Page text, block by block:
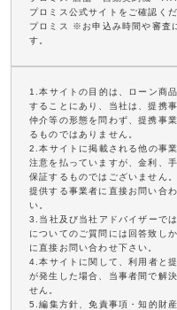
プロミス公式サイトをご確認く
プロミス ※お申込み時間や審査
す。
1.本サイトの目的は、ローン商
することにあり、当社は、提携
仲介等の形態を問わず、提携事
るものではありません。
2.本サイトに掲載される他の事
注意を払っていますが、金利、
保証するものではございません
提供する事業者に直接お問い合
い。
3.当社及び当社アドバイザーで
についてのご質問には回答致し
に直接お問い合わせ下さい。
4.本サイトに関して、利用者と
が発生した場合、当事者間で解
せん。
5.編集方針、免責事項・知的財